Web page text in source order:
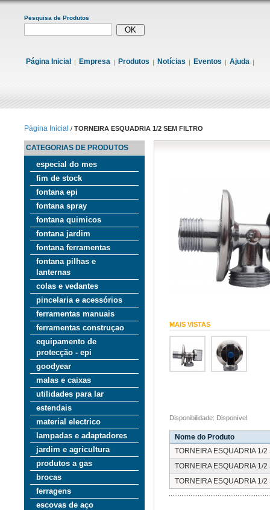
Pesquisa de Produtos
Página Inicial Empresa Produtos Notícias Eventos Ajuda
Página Inicial / TORNEIRA ESQUADRIA 1/2 SEM FILTRO
CATEGORIAS DE PRODUTOS
especial do mes
fim de stock
fontana epi
fontana spray
fontana quimicos
fontana jardim
fontana ferramentas
fontana pilhas e
lanternas
colas e vedantes
pincelaria e acessórios
ferramentas manuais
ferramentas construçao
equipamento de
protecção - epi
goodyear
malas e caixas
utilidades para lar
estendais
material electrico
lampadas e adaptadores
jardim e agricultura
produtos a gas
brocas
ferragens
escovas de aço
MAIS VISTAS
Disponibilidade: Disponível
Nome do Produto
TORNEIRA ESQUADRIA 1/2
TORNEIRA ESQUADRIA 1/2
TORNEIRA ESQUADRIA 1/2